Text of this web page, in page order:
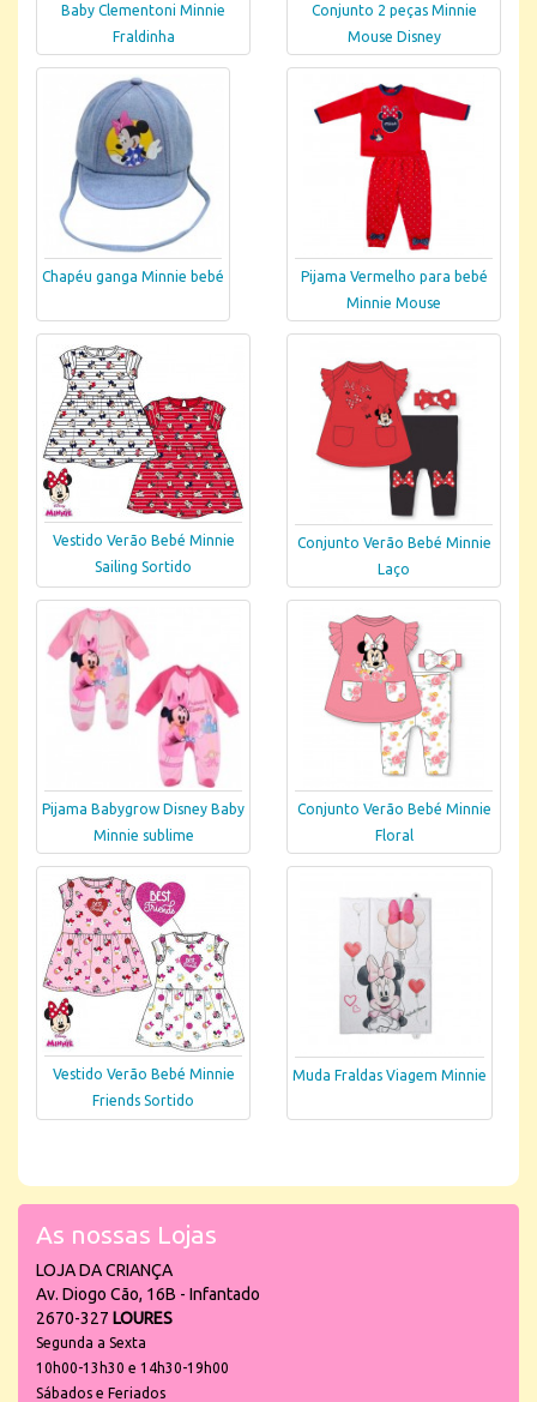
Baby Clementoni Minnie
Fraldinha
Conjunto 2 peças Minnie
Mouse Disney
Chapéu ganga Minnie bebé
Pijama Vermelho para bebé
Minnie Mouse
Vestido Verão Bebé Minnie
Sailing Sortido
Conjunto Verão Bebé Minnie
Laço
Pijama Babygrow Disney Baby
Minnie sublime
Conjunto Verão Bebé Minnie
Floral
Vestido Verão Bebé Minnie
Friends Sortido
Muda Fraldas Viagem Minnie
As nossas Lojas
LOJA DA CRIANÇA
Av. Diogo Cão, 16B - Infantado
2670-327 LOURES
Segunda a Sexta
10h00-13h30 e 14h30-19h00
Sábados e Feriados